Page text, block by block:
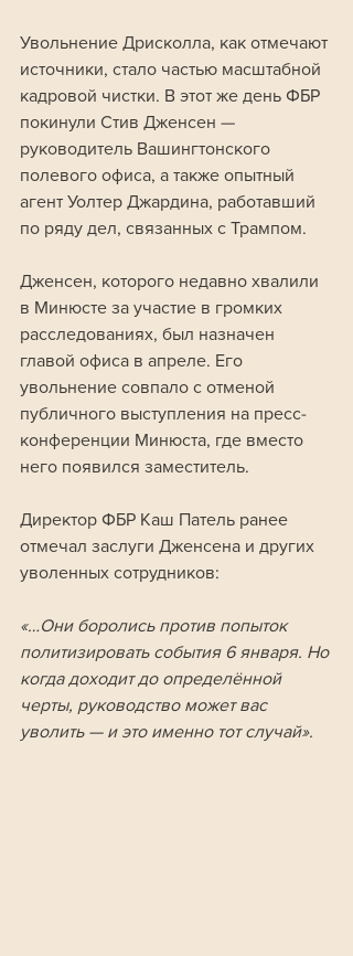
Увольнение Дрисколла, как отмечают
источники, стало частью масштабной
кадровой чистки. В этот же день ФБР
покинули Стив Дженсен —
руководитель Вашингтонского
полевого офиса, а также опытный
агент Уолтер Джардина, работавший
по ряду дел, связанных с Трампом.
Дженсен, которого недавно хвалили
в Минюсте за участие в громких
расследованиях, был назначен
главой офиса в апреле. Его
увольнение совпало с отменой
публичного выступления на пресс-
конференции Минюста, где вместо
него появился заместитель.
Директор ФБР Каш Патель ранее
отмечал заслуги Дженсена и других
уволенных сотрудников:
«…Они боролись против попыток
политизировать события 6 января. Но
когда доходит до определённой
черты, руководство может вас
уволить — и это именно тот случай».